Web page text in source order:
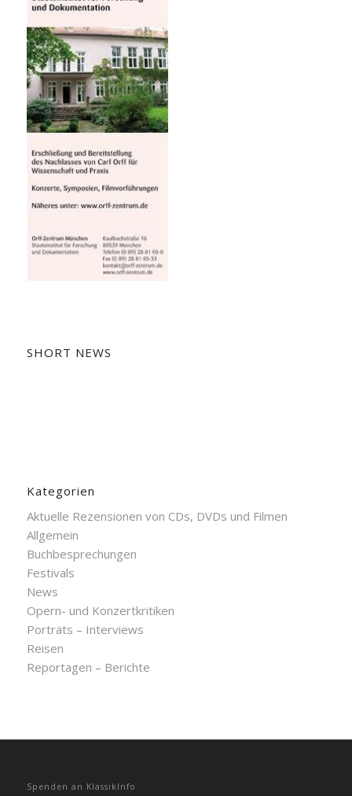
SHORT NEWS
Kategorien
Aktuelle Rezensionen von CDs, DVDs und Filmen
Allgemein
Buchbesprechungen
Festivals
News
Opern- und Konzertkritiken
Porträts – Interviews
Reisen
Reportagen – Berichte
Spenden an KlassikInfo